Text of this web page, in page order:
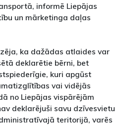
informē Liepājas
un mārketinga daļas
ka dažādas atlaides var
deklarētie bērni, bet
kuri apgūst
vai vidējās
no Liepājas vispārējām
deklarējuši savu dzīvesvietu
teritorijā, varēs